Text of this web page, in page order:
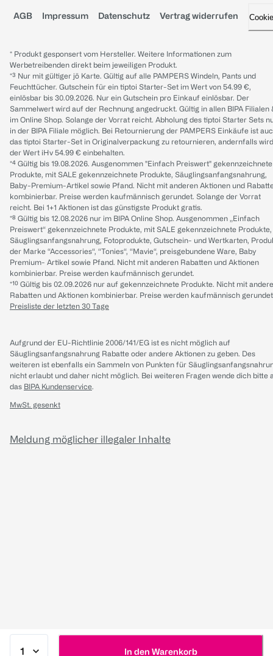
In den Warenkorb
AGB Impressum Datenschutz Vertrag widerrufen
* Produkt gesponsert vom Hersteller. Weitere Informationen zum
Werbetreibenden direkt beim jeweiligen Produkt.
*³ Nur mit gültiger jö Karte. Gültig auf alle PAMPERS Windeln, Pants und
Feuchttücher. Gutschein für ein tiptoi Starter-Set im Wert von 54.99 €,
einlösbar bis 30.09.2026. Nur ein Gutschein pro Einkauf einlösbar. Der
Sammelwert wird auf der Rechnung angedruckt. Gültig in allen BIPA Filialen
im Online Shop. Solange der Vorrat reicht. Abholung des tiptoi Starter Sets
in der BIPA Filiale möglich. Bei Retournierung der PAMPERS Einkäufe ist
das tiptoi Starter-Set in Originalverpackung zu retournieren, andernfalls wird
der Wert iHv 54.99 € einbehalten.
*⁴ Gültig bis 19.08.2026. Ausgenommen "Einfach Preiswert" gekennzeichnete
Produkte, mit SALE gekennzeichnete Produkte, Säuglingsanfangsnahrung,
Baby-Premium-Artikel sowie Pfand. Nicht mit anderen Aktionen und
kombinierbar. Preise werden kaufmännisch gerundet. Solange der Vorrat
reicht. Bei 1+1 Aktionen ist das günstigste Produkt gratis.
*⁸ Gültig bis 12.08.2026 nur im BIPA Online Shop. Ausgenommen „Einfach
Preiswert“ gekennzeichnete Produkte, mit SALE gekennzeichnete Produkte,
Säuglingsanfangsnahrung, Fotoprodukte, Gutschein- und Wertkarten,
der Marke “Accessories“, “Tonies“, “Mavie“, preisgebundene Ware, Baby
Premium- Artikel sowie Pfand. Nicht mit anderen Rabatten und Aktionen
kombinierbar. Preise werden kaufmännisch gerundet.
*¹⁰ Gültig bis 02.09.2026 nur auf gekennzeichnete Produkte. Nicht mit
Rabatten und Aktionen kombinierbar. Preise werden kaufmännisch
Preisliste der letzten 30 Tage
Aufgrund der EU-Richtlinie 2006/141/EG ist es nicht möglich auf
Säuglingsanfangsnahrung Rabatte oder andere Aktionen zu geben. Des
weiteren ist ebenfalls ein Sammeln von Punkten für
nicht erlaubt und daher nicht möglich. Bei weiteren Fragen wende dich bitte
das BIPA Kundenservice.
MwSt. gesenkt
Meldung möglicher illegaler Inhalte